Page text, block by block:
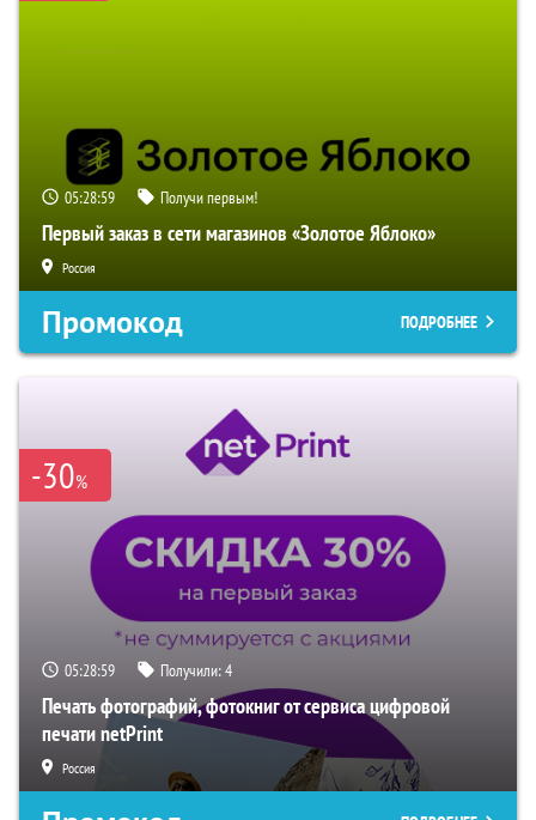
05:28:58 Получи первым!
Первый заказ в сети магазинов «Золотое Яблоко»
Россия
Промокод ПОДРОБНЕЕ
-30%
05:28:58 Получили:4
Печать фотографий, фотокниг от сервиса цифровой
печати netPrint
Россия